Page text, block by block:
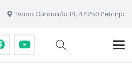
Ivana Gundulića 14, 44250 Petrinja